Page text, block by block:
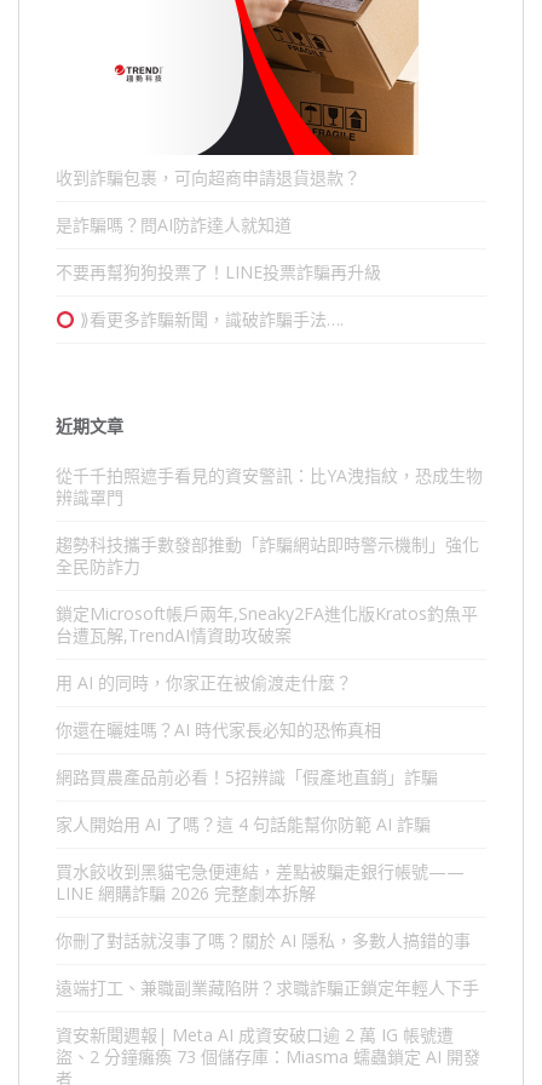
收到詐騙包裹，可向超商申請退貨退款？
是詐騙嗎？問AI防詐達人就知道
不要再幫狗狗投票了！LINE投票詐騙再升級
⟫看更多詐騙新聞，識破詐騙手法….
近期文章
從千千拍照遮手看見的資安警訊：比YA洩指紋，恐成生物
辨識罩門
趨勢科技攜手數發部推動「詐騙網站即時警示機制」強化
全民防詐力
鎖定Microsoft帳戶兩年,Sneaky2FA進化版Kratos釣魚平
台遭瓦解,TrendAI情資助攻破案
用 AI 的同時，你家正在被偷渡走什麼？
你還在曬娃嗎？AI 時代家長必知的恐怖真相
網路買農產品前必看！5招辨識「假產地直銷」詐騙
家人開始用 AI 了嗎？這 4 句話能幫你防範 AI 詐騙
買水餃收到黑貓宅急便連結，差點被騙走銀行帳號——
LINE 網購詐騙 2026 完整劇本拆解
你刪了對話就沒事了嗎？關於 AI 隱私，多數人搞錯的事
遠端打工、兼職副業藏陷阱？求職詐騙正鎖定年輕人下手
資安新聞週報| Meta AI 成資安破口逾 2 萬 IG 帳號遭
盜、2 分鐘癱瘓 73 個儲存庫：Miasma 蠕蟲鎖定 AI 開發
者